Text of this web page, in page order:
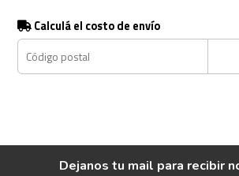
Calculá el costo de envío
Dejanos tu mail para recibir